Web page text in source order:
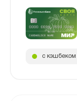
с кэшбеком